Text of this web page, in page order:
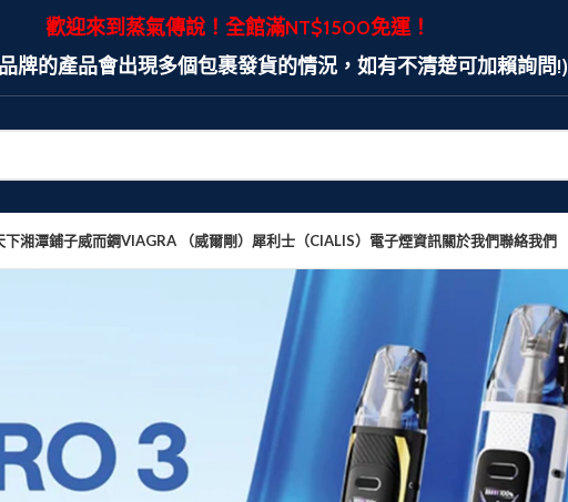
歡迎來到蒸氣傳說！全館滿NT$1500免運！
牌的產品會出現多個包裹發貨的情況，如有不清楚可加賴詢問!)
下湘潭鋪子威而鋼VIAGRA （威爾剛） 犀利士（CIALIS） 電子煙資訊關於我們聯絡我們